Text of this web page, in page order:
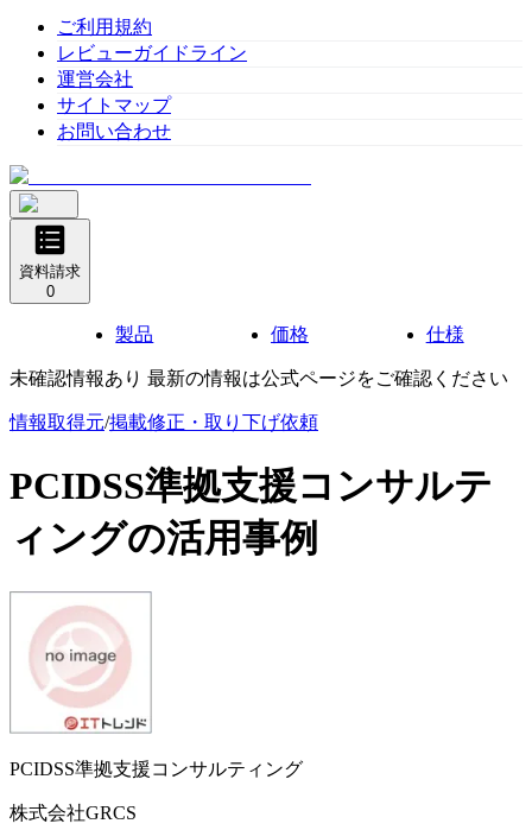
ご利用規約
レビューガイドライン
運営会社
サイトマップ
お問い合わせ
資料請求
0
製品 価格 仕様
未確認情報あり 最新の情報は公式ページをご確認ください
情報取得元/掲載修正・取り下げ依頼
PCIDSS準拠支援コンサルテ
ィングの活用事例
PCIDSS準拠支援コンサルティング
株式会社GRCS